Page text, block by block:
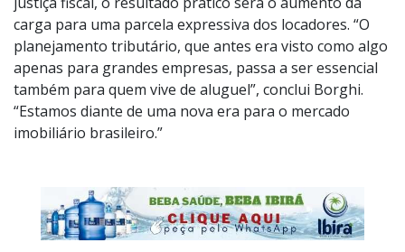
Em síntese, embora a reforma tenha sido apresentada
como uma forma de simplificar o sistema e promover
justiça fiscal, o resultado prático será o aumento da
carga para uma parcela expressiva dos locadores. “O
planejamento tributário, que antes era visto como algo
apenas para grandes empresas, passa a ser essencial
imobiliário brasileiro.”